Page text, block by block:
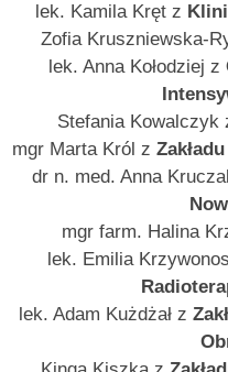
lek. Kamila Kręt z
Zofia Kruszniewska-
lek. Anna Kołodziej z
Stefania Kowalczyk
mgr Marta Król z
dr n. med. Anna
mgr farm. Halina
lek. Emilia
lek. Adam Kużdżał z